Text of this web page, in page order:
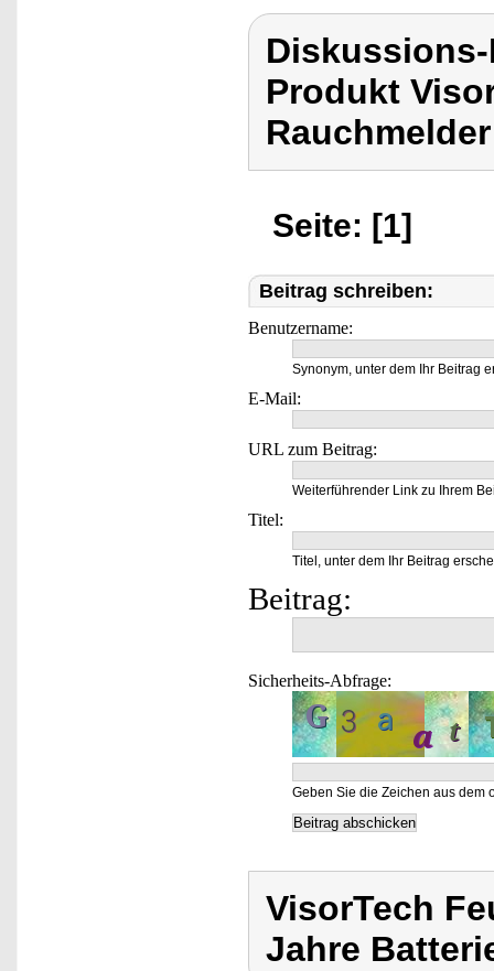
Produkt
Seite: [1]
Beitrag schreiben:
Benutzername:
Synonym, unter dem Ihr Beitrag
E-Mail:
URL zum Beitrag:
Weiterführender Link zu Ihrem
Titel:
Titel, unter dem Ihr Beitrag
Beitrag:
Sicherheits-Abfrage:
Geben Sie die Zeichen aus dem
VisorTech
Jahre